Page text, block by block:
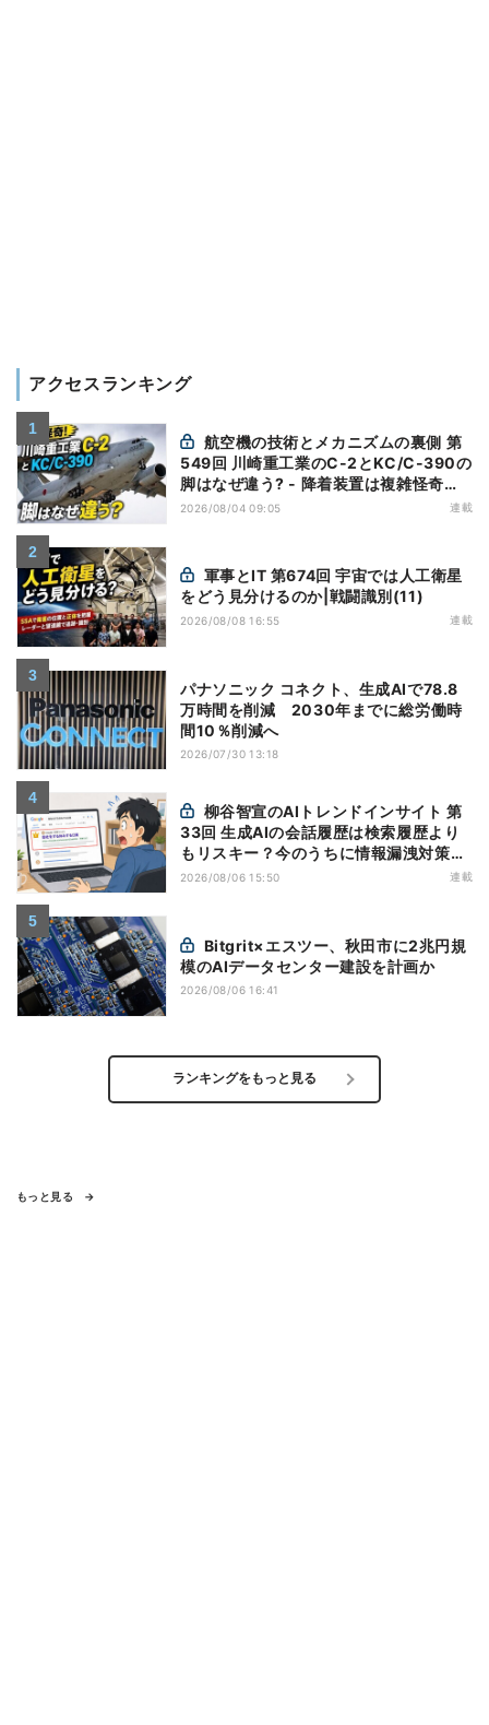
アクセスランキング
549回 川崎重工業のC-2とKC/C-390の
脚はなぜ違う? - 降着装置は複雑怪奇
(5)|軍用輸送機(10)
2026/08/04 09:05 連載
をどう見分けるのか|戦闘識別(11)
2026/08/08 16:55 連載
パナソニック コネクト、生成AIで78.8
万時間を削減 2030年までに総労働時
間10％削減へ
2026/07/30 13:18
33回 生成AIの会話履歴は検索履歴より
もリスキー？今のうちに情報漏洩対策を
万全にしておこう
2026/08/06 15:50 連載
模のAIデータセンター建設を計画か
2026/08/06 16:41
ランキングをもっと見る
もっと見る